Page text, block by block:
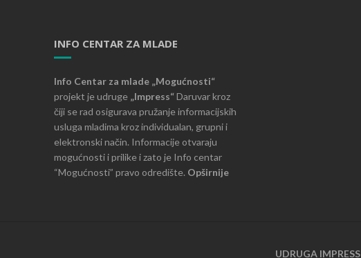
INFO CENTAR ZA MLADE
Info Centar za mlade „Mogućnosti“
projekt je udruge „Impress“Daruvar kroz
čiji se rad osigurava pružanje informacijskih
usluga mladima kroz individualan, grupni i
elektronski način. Informacije otvaraju
mogućnosti i prilike i zato je Info centar
“Mogućnosti” pravo odredište. Opširnije
UDRUGA IMPRESS